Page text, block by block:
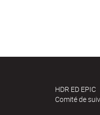
HDR ED EPIC
Comité de